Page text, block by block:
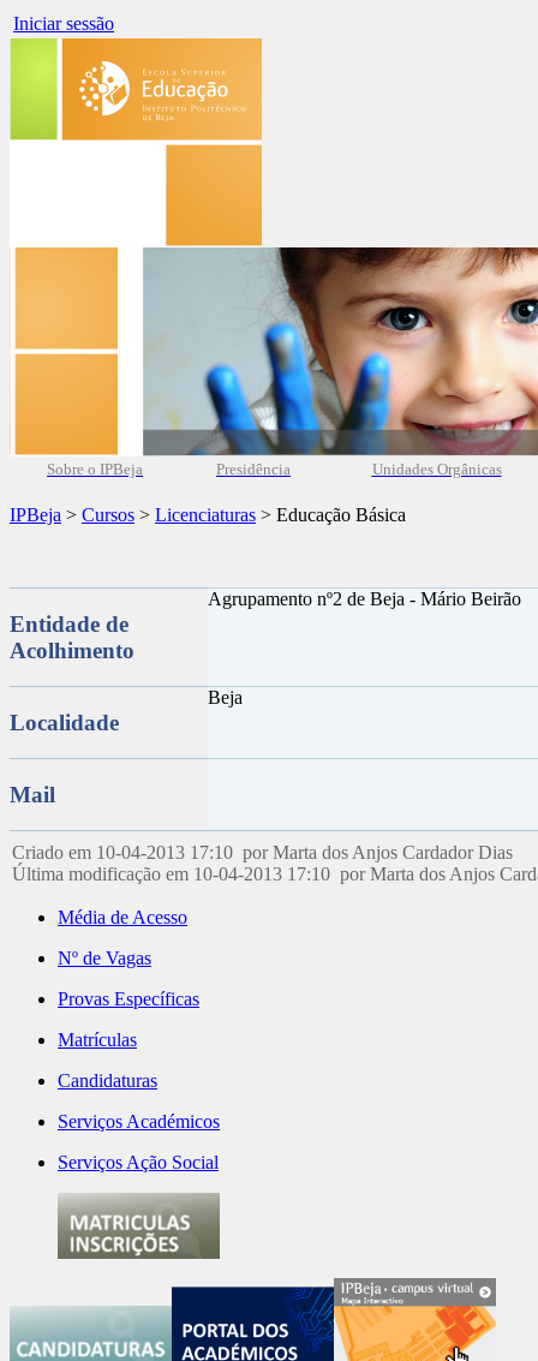
Iniciar sessão
Sobre o IPBeja Presidência Unidades Orgânicas
IPBeja > Cursos > Licenciaturas > Educação Básica
Entidade de
Acolhimento
Agrupamento nº2 de Beja - Mário Beirão
Localidade
Beja
Mail
Criado em 10-04-2013 17:10 por Marta dos Anjos Cardador Dias
Última modificação em 10-04-2013 17:10 por Marta dos Anjos
Média de Acesso
Nº de Vagas
Provas Específicas
Matrículas
Candidaturas
Serviços Académicos
Serviços Ação Social